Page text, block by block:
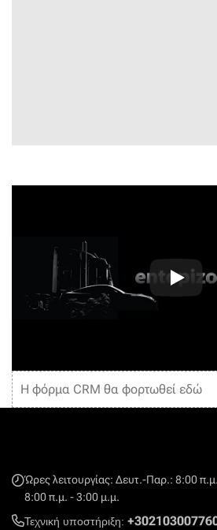
Η φόρμα CRM θα φορτωθεί εδώ
Ώρες λειτουργίας: Δευτ.-Παρ.: 8:00
8:00 π.μ. - 3:00 μ.μ.
Τεχνική υποστήριξη: